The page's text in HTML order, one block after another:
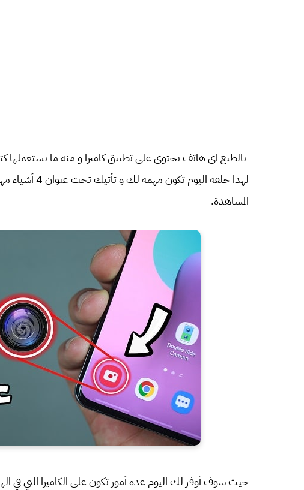
بالطبع اي هاتف يحتوي على تطبيق كاميرا و منه ما يستعملها
لهذا حلقة
المشاهدة.
حيث سوف أوفر لك اليوم عدة أمور تكون على الكاميرا التي